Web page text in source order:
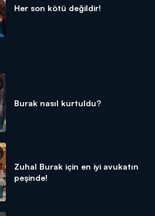
Her son kötü değildir!
Burak nasıl kurtuldu?
Zuhal Burak için en iyi avukatın
peşinde!